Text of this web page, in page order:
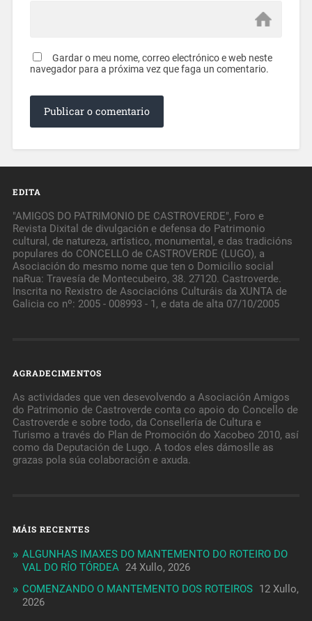
Gardar o meu nome, correo electrónico e web neste
navegador para a próxima vez que faga un comentario.
EDITA
"AMIGOS DO PATRIMONIO DE CASTROVERDE", Foro e
Revista Dixital de divulgación e defensa do Patrimonio
cultural, de natureza, artístico, monumental, e das tradicións
populares do CONCELLO de CASTROVERDE (LUGO), a
Asociación do mesmo nome que ten o Domicilio social
naRua: Travesía de Montecubeiro, 38. 27120. Castroverde.
Inscrita no Rexistro de Asociacións Culturáis da XUNTA de
Galicia co nº: 2005 - 008993 - 1, e data de alta 07/10/2005
AGRADECIMENTOS
As actividades que ven desevolvendo a Asociación Amigos
do Patrimonio de Castroverde conta co apoio do Concello de
Castroverde e sobre todo, da Consellería de Cultura e
Turismo a través do Plan de Promoción do Xacobeo 2010, así
como da Deputación de Lugo. A todos eles dámoslle as
grazas pola súa colaboración e axuda.
MÁIS RECENTES
ALGUNHAS IMAXES DO MANTEMENTO DO ROTEIRO DO
VAL DO RÍO TÓRDEA 24 Xullo, 2026
COMENZANDO O MANTEMENTO DOS ROTEIROS 12 Xullo,
2026